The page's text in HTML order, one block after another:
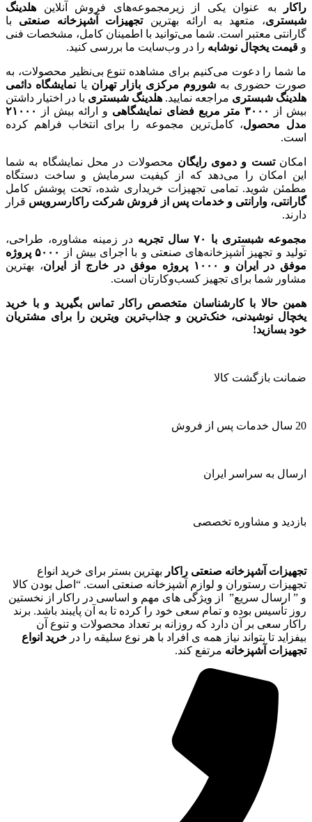
راکار به عنوان یکی از زیرمجموعه‌های فروش آنلاین هلدینگ
شبستری، متعهد به ارائه بهترینتجهیزات آشپزخانه صنعتی با
گارانتی معتبر است. شما می‌توانید با اطمینان کامل، مشخصات فنی
و قیمت یخچال نوشابه را در وب‌سایت ما بررسی کنید.
ما شما را دعوت می‌کنیم برای مشاهده تنوع بی‌نظیر محصولات، به
صورت حضوری به شوروم مرکزی بازار تهران یا نمایشگاه دائمی
هلدینگ شبستری مراجعه نمایید. هلدینگ شبستری با در اختیار داشتن
بیش از
۳۰۰۰ متر مربع فضای نمایشگاهی و ارائه بیش از
۲۱۰۰۰
مدل محصول، کامل‌ترین مجموعه را برای انتخاب فراهم کرده
است.
امکانتست و دموی رایگان محصولات در محل نمایشگاه به شما
این امکان را می‌دهد که از کیفیت سرمایش و ساخت دستگاه
مطمئن شوید. تمامی تجهیزات خریداری شده، تحت پوشش کامل
گارانتی، وارانتی و خدمات پس از فروش شرکت راکارسرویس قرار
دارند.
مجموعه شبستری با ۷۰ سال تجربه در زمینه مشاوره، طراحی،
تولید و تجهیز آشپزخانه‌های صنعتی و با اجرای بیش از
۵۰۰۰پروژه
موفق در ایران و
۱۰۰۰ پروژه موفق در خارج از ایران، بهترین
مشاور شما برای تجهیز کسب‌وکارتان است.
همین حالا با کارشناسان متخصص راکار تماس بگیرید و با خرید
یخچال نوشیدنی، خنک‌ترین و جذاب‌ترین ویترین را برای مشتریان
خود بسازید!
ضمانت بازگشت کالا
20 سال خدمات پس از فروش
ارسال به سراسر ایران
بازدید و مشاوره تخصصی
تجهیزات آشپزخانه صنعتی راکار بهترین بستر برای خرید انواع
تجهیزات رستوران و لوازم آشپزخانه صنعتی است. “اصل بودن کالا
و ” ارسال سریع” از ویژگی های مهم و اساسی در راکار از نخستین
روز تأسیس بوده و تمام سعی خود را کرده تا به آن پایبند باشد. برند
راکار سعی بر آن دارد که روزانه بر تعداد محصولات و تنوع آن
بیفزاید تا بتواند نیاز همه ی افراد با هر نوع سلیقه را در خرید انواع
تجهیزات آشپزخانه مرتفع کند.